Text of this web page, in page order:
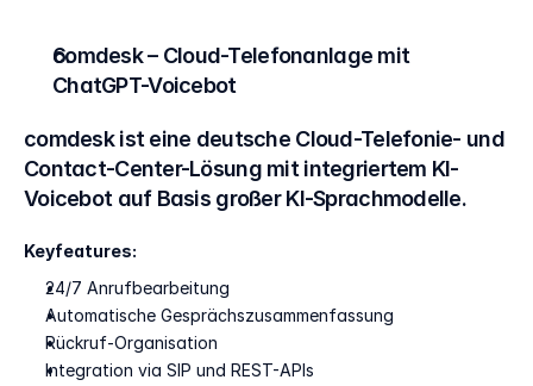
comdesk – Cloud-Telefonanlage mit
ChatGPT-Voicebot
comdesk ist eine deutsche Cloud-Telefonie- und
Contact-Center-Lösung mit integriertem KI-
Voicebot auf Basis großer KI-Sprachmodelle.
Keyfeatures:
24/7 Anrufbearbeitung
Automatische Gesprächszusammenfassung
Rückruf-Organisation
Integration via SIP und REST-APIs